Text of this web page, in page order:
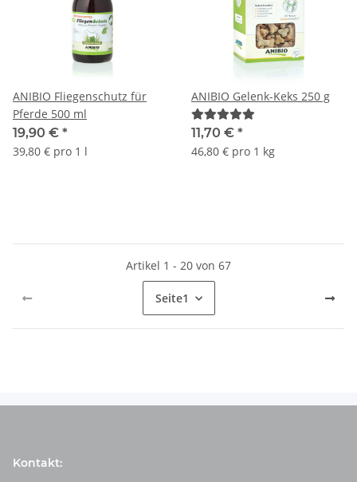
ANIBIO Fliegenschutz für
Pferde 500 ml
19,90 € *
39,80 € pro 1 l
ANIBIO Gelenk-Keks 250 g
11,70 € *
46,80 € pro 1 kg
Artikel 1 - 20 von 67
Seite1
Kontakt: